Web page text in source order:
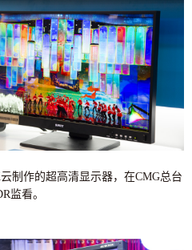
制作的超高清显示器，在CMG总台
监看。